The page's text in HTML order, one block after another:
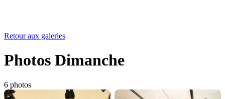
Retour aux galeries
Photos Dimanche
6 photos